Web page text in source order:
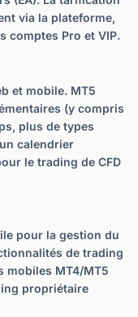
via la plateforme,
comptes Pro et VIP.
et mobile. MT5
(y compris
plus de types
calendrier
le trading de CFD
pour la gestion du
de trading
mobiles MT4/MT5
propriétaire